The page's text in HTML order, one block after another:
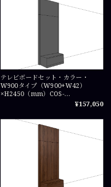
テレビボードセット・カラー・
W900タイプ（W900+W42）
×H2450（mm）COS-
¥157,050